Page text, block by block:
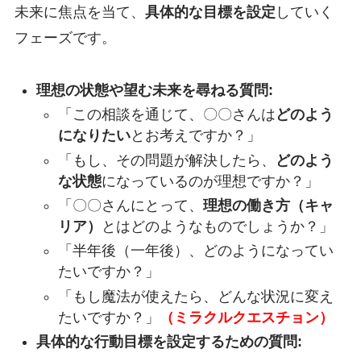
未来に焦点を当て、 具体的な目標を設定 していく
フェーズです。
理想の状態や望む未来を尋ねる質問:
「この相談を通じて、〇〇さんは どのよう
になりたいとお考えですか？」
「もし、その問題が解決したら、
どのよう
な状態になっているのが理想ですか？」
「〇〇さんにとって、 理想の働き方（キャ
リア）
とはどのようなものでしょうか？」
「半年後（一年後）、どのようになってい
たいですか？」
「もし魔法が使えたら、どんな状況に変え
たいですか？」
（ミラクルクエスチョン）
具体的な行動目標を設定するための質問: